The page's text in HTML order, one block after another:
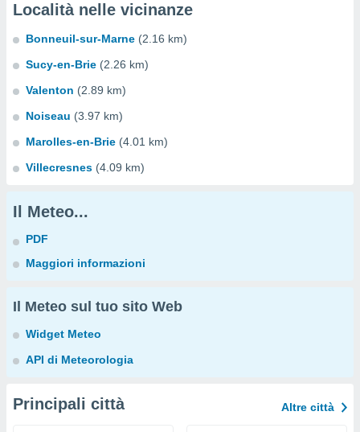
Località nelle vicinanze
Bonneuil-sur-Marne (2.16 km)
Sucy-en-Brie (2.26 km)
Valenton (2.89 km)
Noiseau (3.97 km)
Marolles-en-Brie (4.01 km)
Villecresnes (4.09 km)
Il Meteo...
PDF
Maggiori informazioni
Il Meteo sul tuo sito Web
Widget Meteo
API di Meteorologia
Principali città Altre città